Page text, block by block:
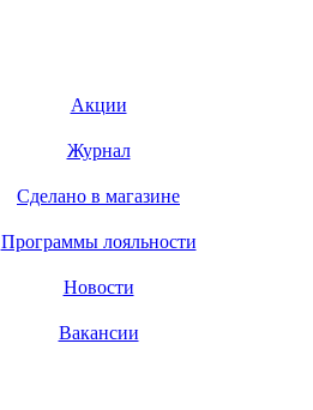
Акции
Журнал
Сделано в магазине
Программы лояльности
Новости
Вакансии